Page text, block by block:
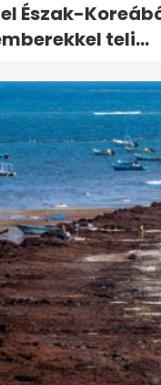
Észak-
teli...